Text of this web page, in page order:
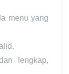
menu yang
lengkap,